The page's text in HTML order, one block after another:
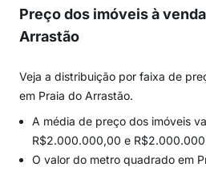
Preço dos imóveis à
Arrastão
Veja a distribuição por faixa de
em Praia do Arrastão.
A média de preço dos imóveis
R$2.000.000,00 e
O valor do metro quadrado em